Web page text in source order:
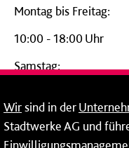
Montag bis Freitag:
10:00 - 18:00 Uhr
Samstag:
24-Stunden-Telefon*
Wirsind in der
Stadtwerke AG und